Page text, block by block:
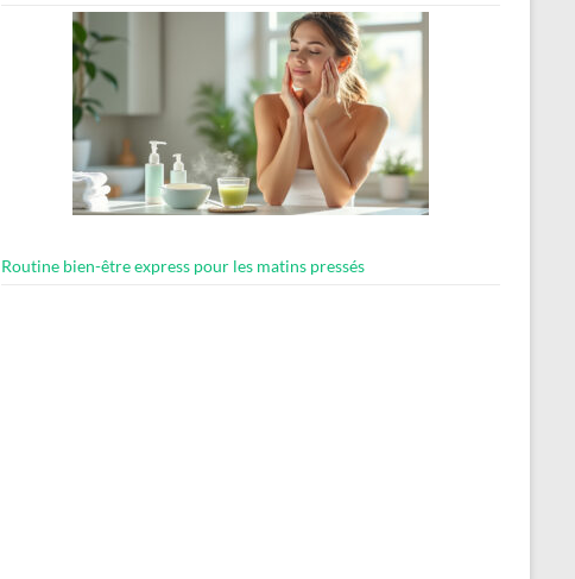
Routine bien-être express pour les matins pressés